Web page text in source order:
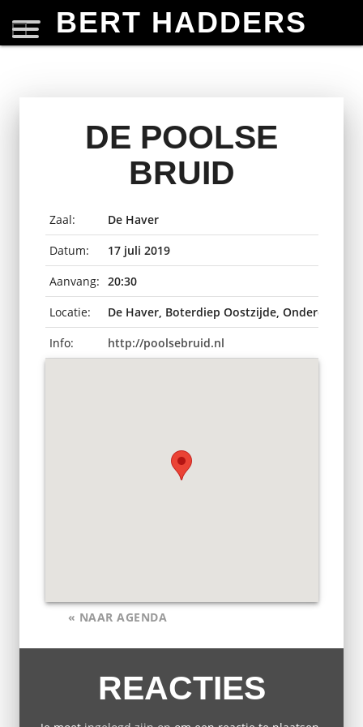
BERT HADDERS
DE POOLSE
BRUID
Zaal:
De Haver
Datum:
17 juli 2019
Aanvang: 20:30
Locatie:
De Haver, Boterdiep Oostzijde,
Info:
http://poolsebruid.nl
« NAAR AGENDA
REACTIES